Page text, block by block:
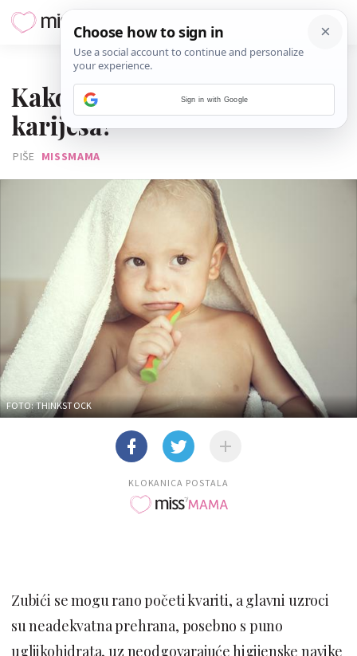
Kako spriječiti pojavu
karijesa?
PIŠE MISSMAMA
FOTO: THINKSTOCK
KLOKANICA POSTALA
Zubići se mogu rano početi kvariti, a glavni uzroci
su neadekvatna prehrana, posebno s puno
ugljikohidrata, uz neodgovarajuće higijenske navike
Sign in with Google